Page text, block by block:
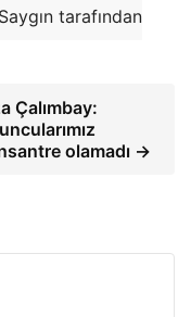
tarafından
Çalımbay:
olamadı →